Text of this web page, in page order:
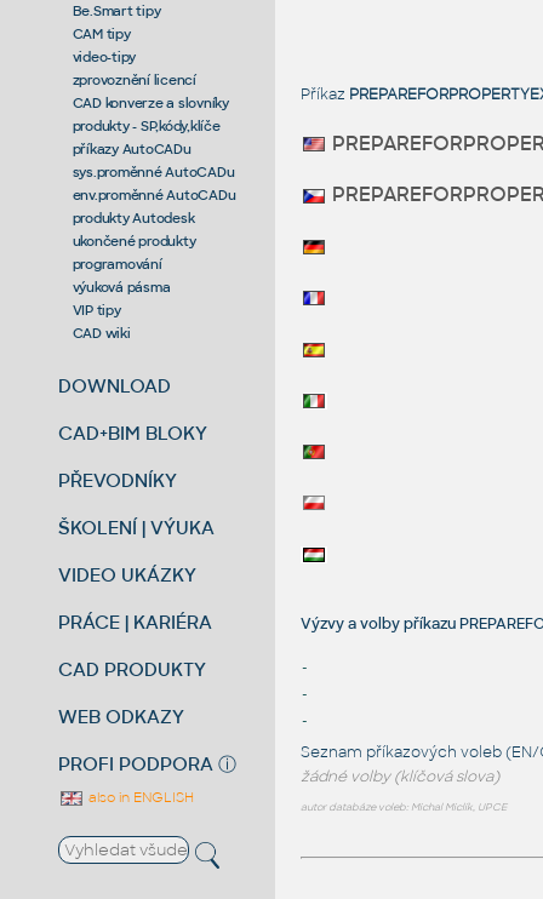
Be.Smart tipy
CAM tipy
video-tipy
zprovoznění licencí
CAD konverze a slovníky
produkty - SP,kódy,klíče
příkazy AutoCADu
sys.proměnné AutoCADu
env.proměnné AutoCADu
produkty Autodesk
ukončené produkty
programování
výuková pásma
VIP tipy
CAD wiki
DOWNLOAD
CAD+BIM BLOKY
PŘEVODNÍKY
ŠKOLENÍ | VÝUKA
VIDEO UKÁZKY
PRÁCE | KARIÉRA
CAD PRODUKTY
WEB ODKAZY
PROFI PODPORA ⓘ
also in ENGLISH
Příkaz
Výzvy a volby příkazu
-
-
-
Seznam příkazových voleb (EN/
žádné volby (klíčová slova)
autor databáze voleb: Michal Miclík, UPCE